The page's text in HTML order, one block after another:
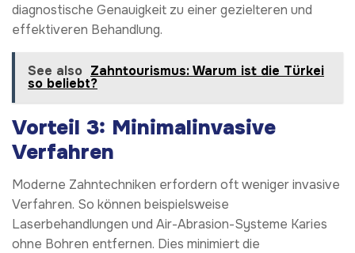
diagnostische Genauigkeit zu einer gezielteren und
effektiveren Behandlung.
See also Zahntourismus: Warum ist die Türkei
so beliebt?
Vorteil 3: Minimalinvasive
Verfahren
Moderne Zahntechniken erfordern oft weniger invasive
Verfahren. So können beispielsweise
Laserbehandlungen und Air-Abrasion-Systeme Karies
ohne Bohren entfernen. Dies minimiert die